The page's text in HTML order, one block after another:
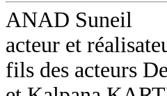
ANAD Suneil
acteur et
fils des acteurs